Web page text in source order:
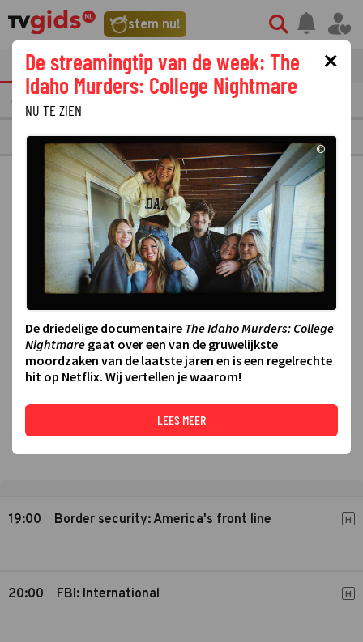
stem nu!
tvgids streaming nieuws
12 DONDERDAG
VERONICA
19:00 Border security: America's front line H
20:00 FBI: International H
×
De streamingtip van de week: The
Idaho Murders: College Nightmare
NU TE ZIEN
©
De driedelige documentaire The Idaho Murders: College
Nightmare gaat over een van de gruwelijkste
moordzaken van de laatste jaren en is een regelrechte
hit op Netflix. Wij vertellen je waarom!
LEES MEER